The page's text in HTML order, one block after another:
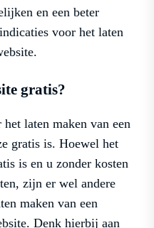
en een beter
voor het laten
gratis?
laten maken van een
gratis is. Hoewel het
is en u zonder kosten
zijn er wel andere
maken van een
Denk hierbij aan